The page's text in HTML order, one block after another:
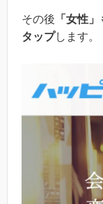
その後 「女性
タップします。